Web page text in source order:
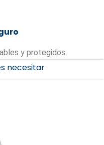
y protegidos.
necesitar